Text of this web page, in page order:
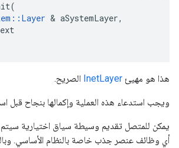
& aSystemLayer,
هذا هو مهيئ InetLayer الصريح.
ويجب استدعاء هذه العملية وإكمالها بنجاح قبل
يمكن للمتصل تقديم وسيطة سياق اختيارية سيتم
أي وظائف عنصر جذب خاصة بالنظام الأساسي.